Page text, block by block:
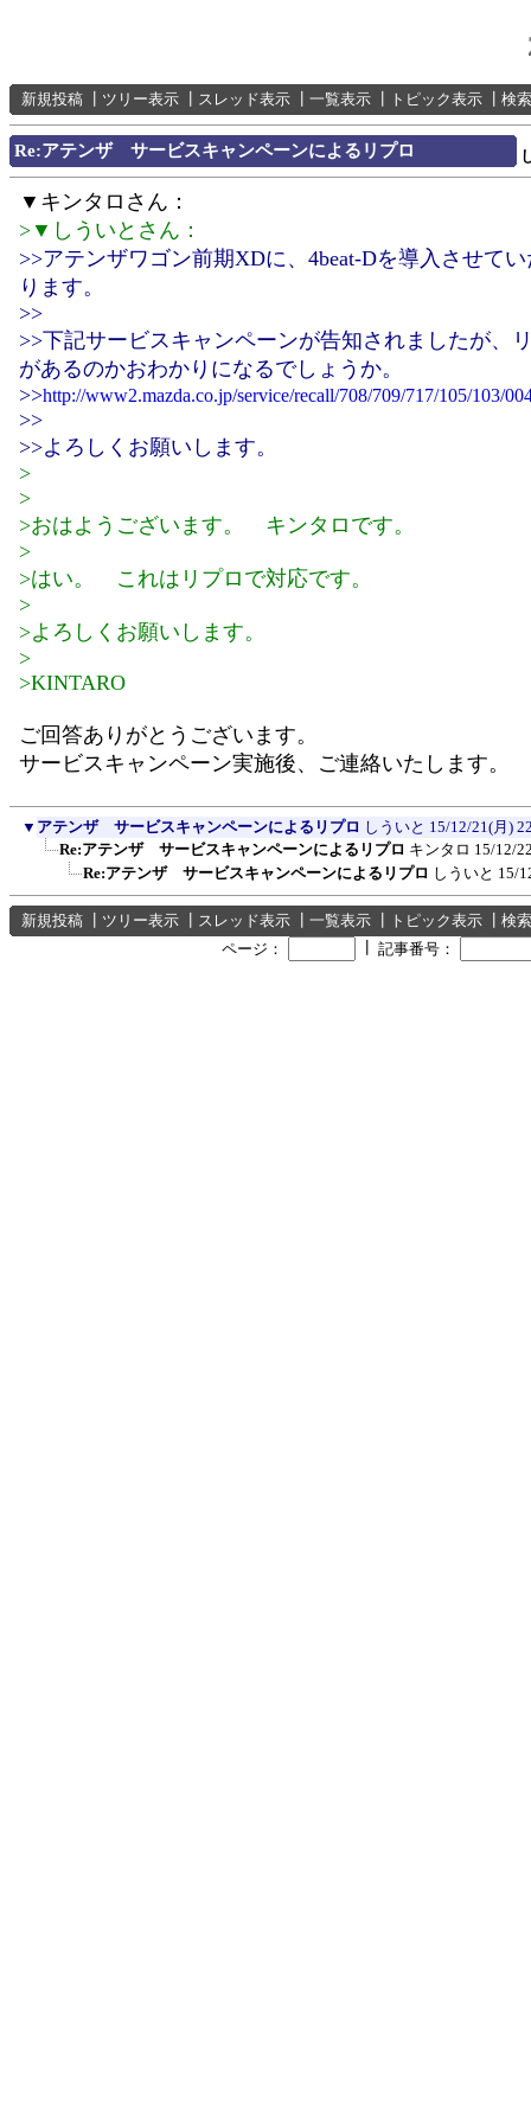
新規投稿 ツリー表示 スレッド表示 一覧表示 トピック表示 検索
Re:アテンザ サービスキャンペーンによるリプロ
▼キンタロさん：
>▼しういとさん：
>>アテンザワゴン前期XDに、4beat-Dを導入させて
ります。
>>
>>下記サービスキャンペーンが告知されましたが、
があるのかおわかりになるでしょうか。
>>http://www2.mazda.co.jp/service/recall/708/709/717/105/103/
>>
>>よろしくお願いします。
>
>
>おはようございます。 キンタロです。
>
>はい。 これはリプロで対応です。
>
>よろしくお願いします。
>
>KINTARO
ご回答ありがとうございます。
サービスキャンペーン実施後、ご連絡いたします。
▼ アテンザ サービスキャンペーンによるリプロ しういと 15/12/21(月)
Re:アテンザ サービスキャンペーンによるリプロ キンタロ 15/12/
Re:アテンザ サービスキャンペーンによるリプロ しういと 15/
新規投稿 ツリー表示 スレッド表示 一覧表示 トピック表示
検索
ページ：
記事番号：